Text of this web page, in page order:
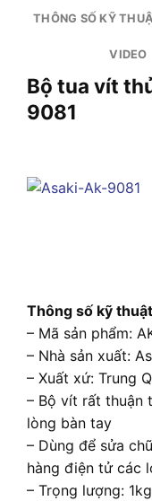
THÔNG SỐ KỸ
VIDEO
Bộ tua vít
9081
Thông số kỹ
– Mã sản phẩm:
– Nhà sản xuất:
– Xuất xứ: Trung
– Bộ vít rất thuận
lòng bàn tay
– Dùng để sửa
hàng điện tử các
– Trọng lượng: 1kg